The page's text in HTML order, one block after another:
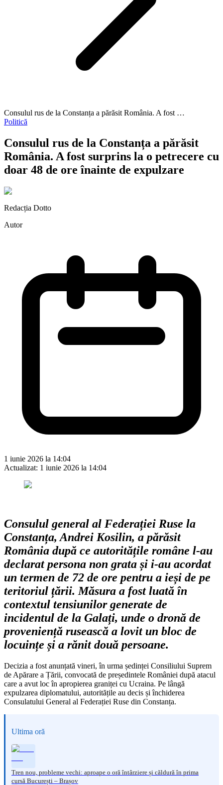
Consulul rus de la Constanța a părăsit România. A fost …
Politică
Consulul rus de la Constanța a părăsit
România. A fost surprins la o petrecere cu
doar 48 de ore înainte de expulzare
Redacția Dotto
Autor
1 iunie 2026 la 14:04
Actualizat: 1 iunie 2026 la 14:04
Consulul general al Federației Ruse la
Constanța, Andrei Kosilin, a părăsit
România după ce autoritățile române l-au
declarat persona non grata și i-au acordat
un termen de 72 de ore pentru a ieși de pe
teritoriul țării. Măsura a fost luată în
contextul tensiunilor generate de
incidentul de la Galați, unde o dronă de
proveniență rusească a lovit un bloc de
locuințe și a rănit două persoane.
Decizia a fost anunțată vineri, în urma ședinței Consiliului Suprem
de Apărare a Țării, convocată de președintele României după atacul
care a avut loc în apropierea graniței cu Ucraina. Pe lângă
expulzarea diplomatului, autoritățile au decis și închiderea
Consulatului General al Federației Ruse din Constanța.
Ultima oră
Tren nou, probleme vechi: aproape o oră întârziere și căldură în prima
cursă București – Brașov